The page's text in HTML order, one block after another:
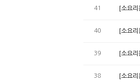
41 [소요
40 [소요
39 [소요
38 [소요